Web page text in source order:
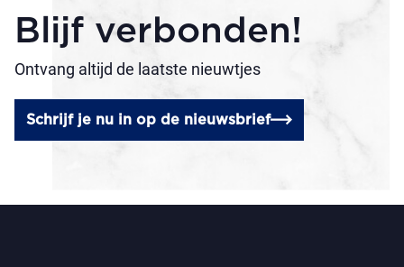
Blijf verbonden!
Ontvang altijd de laatste nieuwtjes
Schrijf je nu in op de nieuwsbrief